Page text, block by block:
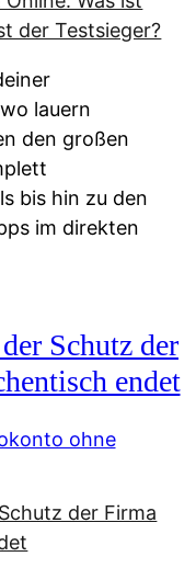
lauern
den großen
bis hin zu den
im direkten
Schutz der
endet
ohne